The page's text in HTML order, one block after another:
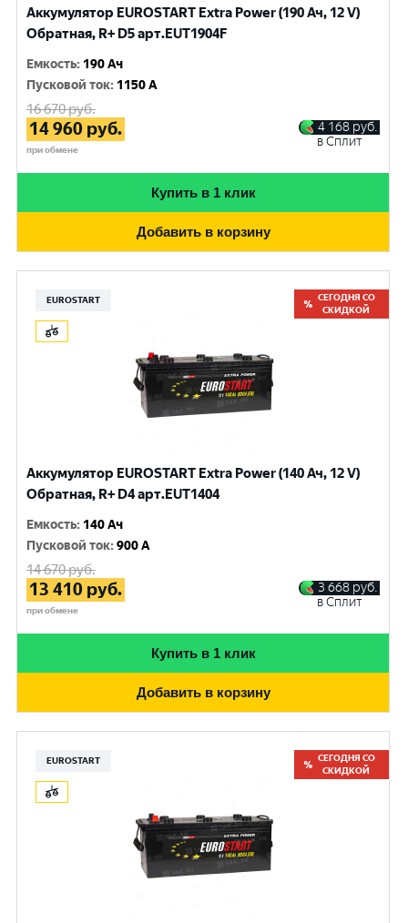
Аккумулятор EUROSTART Extra Power (190 Ач, 12 V)
Обратная, R+ D5 арт.EUT1904F
Емкость: 190 Ач
Пусковой ток: 1150 A
16 670руб.
14 960 руб.
при обмене
4 168 руб.
в Сплит
Купить в 1 клик
Добавить в корзину
EUROSTART
СЕГОДНЯ СО
СКИДКОЙ
Аккумулятор EUROSTART Extra Power (140 Ач, 12 V)
Обратная, R+ D4 арт.EUT1404
Емкость: 140 Ач
Пусковой ток:900 A
14 670руб.
13 410 руб.
при обмене
3 668 руб.
в Сплит
Купить в 1 клик
Добавить в корзину
EUROSTART
СЕГОДНЯ СО
СКИДКОЙ